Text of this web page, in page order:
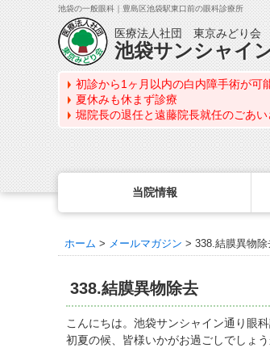
池袋の一般眼科｜豊島区池袋駅東口前の眼科診療所
医療法人社団 東京みどり会
池袋サンシャイ
初診から1ヶ月以内の白内障手術が可
夏休みも休まず診療
堀院長の退任と遠藤院長就任のごあい
当院情報
最新情報
医師のご紹介
当院勤務医師のご紹介
眼の病気を調べる
症状から探す
目の構造から探す
眼科専門治療・特設ページ
角膜疾患専門治療ページ
ドライアイ専門治療ページ
網膜・硝子体専門治療ページ
WEB予約(来院日時の設定)
コンタクトレンズ診療を予約
緑内障専門治療を予約
角膜専門治療を予約
コンタクトレンズ診療
処方箋を推奨する理由
定期検査について
コンタクトレンズの種類
ホーム > メールマガジン > 338.結膜異物除
338.結膜異物除去
こんにちは。池袋サンシャイン通り眼科
初夏の候、皆様いかがお過ごしでしょう